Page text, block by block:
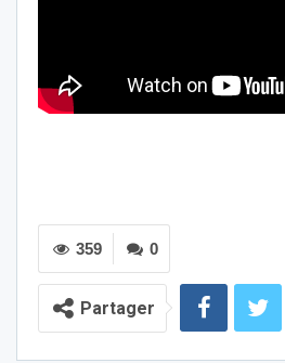
0
359
Partager